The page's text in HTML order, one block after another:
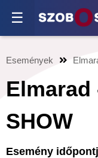
☰
Események
Elmarad
SHOW
Esemény